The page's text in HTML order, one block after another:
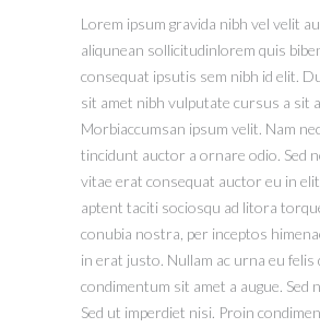
Lorem ipsum gravida nibh vel velit
aliqunean sollicitudinlorem quis
consequat ipsutis sem nibh id elit.
sit amet nibh vulputate cursus a sit
Morbiaccumsan ipsum velit. Nam
tincidunt auctor a ornare odio. Sed
vitae erat consequat auctor eu in
aptent taciti sociosqu ad litora
conubia nostra, per inceptos
in erat justo. Nullam ac urna eu felis
condimentum sit amet a augue. Sed
Sed ut imperdiet nisi. Proin